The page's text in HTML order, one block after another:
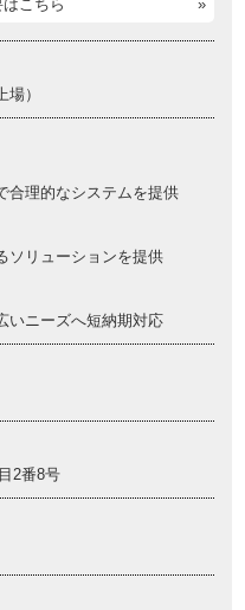
こちら
）
合理的なシステムを提供
ソリューションを提供
いニーズへ短納期対応
2番8号